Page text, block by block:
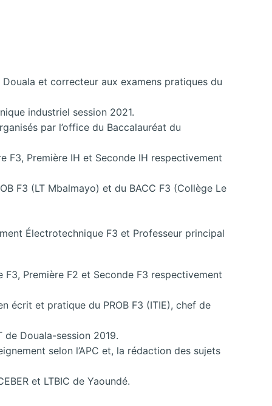
et correcteur aux examens pratiques du
industriel session 2021.
par l’office du Baccalauréat du
F3, Première IH et Seconde IH respectivement
F3 (LT Mbalmayo) et du BACC F3 (Collège Le
Électrotechnique F3 et Professeur principal
Première F2 et Seconde F3 respectivement
écrit et pratique du PROB F3 (ITIE), chef de
de Douala-session 2019.
selon l’APC et, la rédaction des sujets
et LTBIC de Yaoundé.